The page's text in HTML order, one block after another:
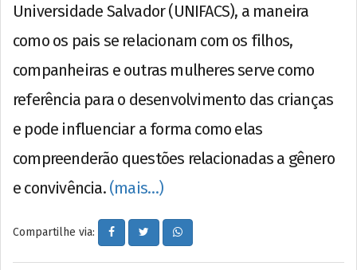
Universidade Salvador (UNIFACS), a maneira
como os pais se relacionam com os filhos,
companheiras e outras mulheres serve como
referência para o desenvolvimento das crianças
e pode influenciar a forma como elas
compreenderão questões relacionadas a gênero
e convivência. (mais…)
Compartilhe via: